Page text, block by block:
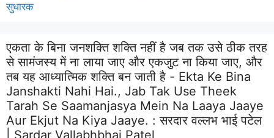
सुधारक
एकता के बिना जनशक्ति शक्ति नहीं है जब तक उसे ठीक तरह
से सामंजस्य में ना लाया जाए और एकजुट ना किया जाए, और
तब यह आध्यात्मिक शक्ति बन जाती है - Ekta Ke Bina
Janshakti Nahi Hai., Jab Tak Use Theek
Tarah Se Saamanjasya Mein Na Laaya Jaaye
Aur Ekjut Na Kiya Jaaye. :सरदार वल्लभ भाई पटेल
| Sardar Vallabhbhai Patel